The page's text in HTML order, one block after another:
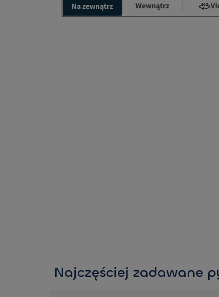
Na zewnątrz Wewnątrz
Najczęściej zadawane